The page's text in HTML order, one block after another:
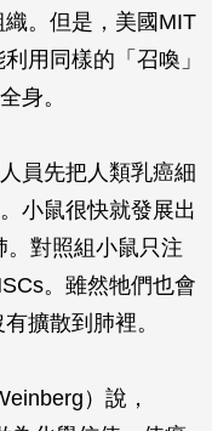
。但是，美國MIT
用同樣的「召喚」
身。
員先把人類乳癌細
小鼠很快就發展出
對照組小鼠只注
。雖然牠們也會
擴散到肺裡。
）說，